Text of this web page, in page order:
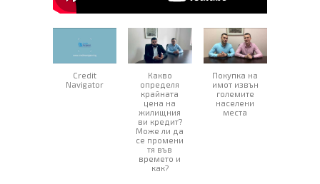
Credit
Navigator
Какво
определя
крайната
цена на
жилищния
ви кредит?
Може ли да
се промени
тя във
времето и
как?
Покупка на
имот извън
големите
населени
места